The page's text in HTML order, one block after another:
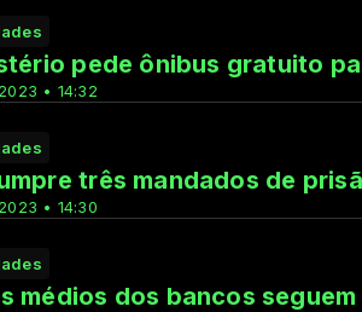
• 14:32
pede ônibus gratuito
• 14:30
três mandados de
médios dos bancos